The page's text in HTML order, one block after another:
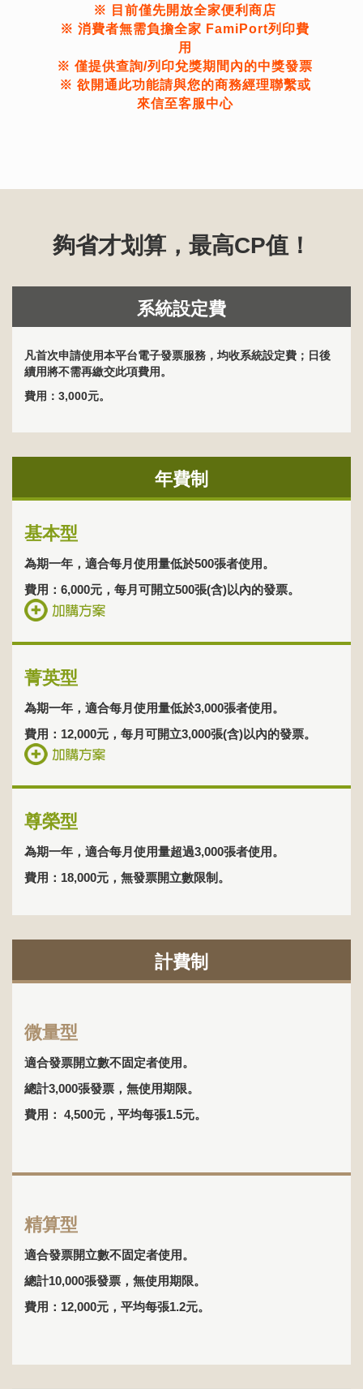
※ 目前僅先開放全家便利商店
※ 消費者無需負擔全家 FamiPort列印費
用
※ 僅提供查詢/列印兌獎期間內的中獎發票
※ 欲開通此功能請與您的商務經理聯繫或
來信至客服中心
夠省才划算，最高CP值！
系統設定費
凡首次申請使用本平台電子發票服務，均收系統設定費；日後
續用將不需再繳交此項費用。
費用：3,000元。
年費制
基本型
為期一年，適合每月使用量低於500張者使用。
費用：6,000元，每月可開立500張(含)以內的發票。
菁英型
為期一年，適合每月使用量低於3,000張者使用。
費用：12,000元，每月可開立3,000張(含)以內的發票。
尊榮型
為期一年，適合每月使用量超過3,000張者使用。
費用：18,000元，無發票開立數限制。
計費制
微量型
適合發票開立數不固定者使用。
總計3,000張發票，無使用期限。
費用： 4,500元，平均每張1.5元。
精算型
適合發票開立數不固定者使用。
總計10,000張發票，無使用期限。
費用：12,000元，平均每張1.2元。